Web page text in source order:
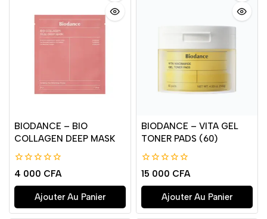
BIODANCE – BIO
COLLAGEN DEEP MASK
0
de
5
4 000 CFA
Ajouter Au Panier
BIODANCE – VITA GEL
TONER PADS (60)
0
de
5
15 000 CFA
Ajouter Au Panier